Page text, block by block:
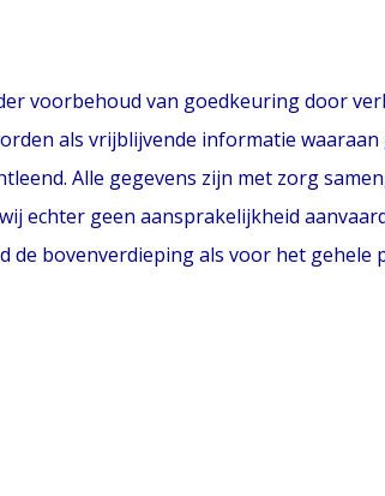
voorbehoud van goedkeuring door
als vrijblijvende informatie
Alle gegevens zijn met zorg
echter geen aansprakelijkheid
bovenverdieping als voor het gehele